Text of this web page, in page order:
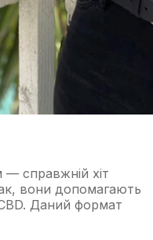
— справжній хіт
вони допомагають
Даний формат